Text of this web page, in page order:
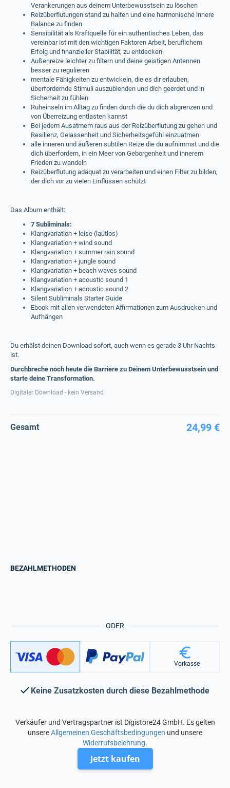
Verankerungen aus deinem Unterbewusstsein zu löschen
Reizüberflutungen stand zu halten und eine harmonische innere
Balance zu finden
Sensibilität als Kraftquelle für ein authentisches Leben, das
vereinbar ist mit den wichtigen Faktoren Arbeit, beruflichem
Erfolg und finanzieller Stabilität, zu entdecken
Außenreize leichter zu filtern und deine geistigen Antennen
besser zu regulieren
mentale Fähigkeiten zu entwickeln, die es dir erlauben,
überfordernde Stimuli auszublenden und dich geerdet und in
Sicherheit zu fühlen
Ruheinseln im Alltag zu finden durch die du dich abgrenzen und
von Überreizung entlasten kannst
Bei jedem Ausatmem raus aus der Reizüberflutung zu gehen und
Resilienz, Gelassenheit und Sicherheitsgefühl einzuatmen
alle inneren und äußeren subtilen Reize die du aufnimmst und die
dich überfordern, in ein Meer von Geborgenheit und innerem
Frieden zu wandeln
Reizüberflutung adäquat zu verarbeiten und einen Filter zu bilden,
der dich vor zu vielen Einflüssen schützt
Das Album enthält:
7 Subliminals:
Klangvariation + leise (lautlos)
Klangvariation + wind sound
Klangvariation + summer rain sound
Klangvariation + jungle sound
Klangvariation + beach waves sound
Klangvariation + acoustic sound 1
Klangvariation + acoustic sound 2
Silent Subliminals Starter Guide
Ebook mit allen verwendeten Affirmationen zum Ausdrucken und
Aufhängen
Du erhälst deinen Download sofort, auch wenn es gerade 3 Uhr Nachts
ist.
Durchbreche noch heute die Barriere zu Deinem Unterbewusstsein und
starte deine Transformation.
Digitaler Download - kein Versand
Gesamt 24,99 €
ODER
BEZAHLMETHODEN
Vorkasse
Keine Zusatzkosten durch diese Bezahlmethode
Verkäufer und Vertragspartner ist Digistore24 GmbH. Es gelten
unsereAllgemeinen Geschäftsbedingungen und unsere
Widerrufsbelehrung.
Jetzt kaufen